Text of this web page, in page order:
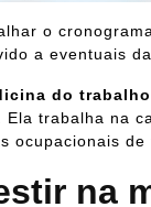
o
a eventuais
do
. Ela trabalha na
ocupacionais de
na